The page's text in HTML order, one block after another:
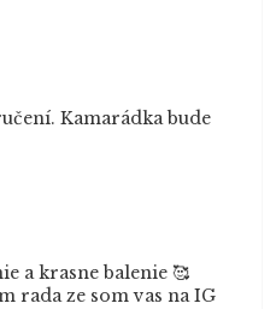
je 5 z 5 hvězdiček.
Kamarádka bude
je 5 z 5 hvězdiček.
a krasne balenie 🥰
rada ze som vas na IG